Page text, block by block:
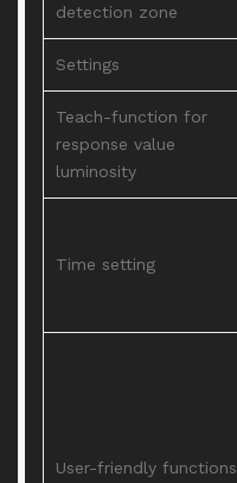
detection zone
Settings
Teach-function for
response value
luminosity
Time setting
User-friendly functions